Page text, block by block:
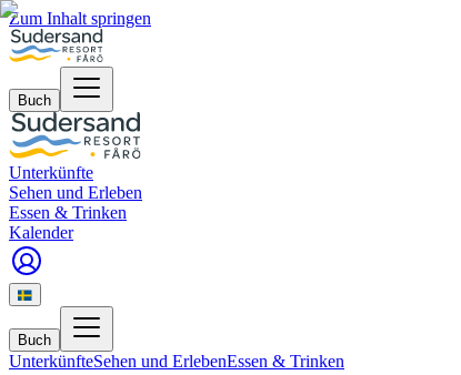
Zum Inhalt springen
Buch
Unterkünfte
Sehen und Erleben
Essen & Trinken
Kalender
Buch
UnterkünfteSehen und ErlebenEssen & Trinken